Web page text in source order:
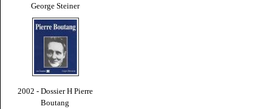
George Steiner
2002 - Dossier H Pierre
Boutang